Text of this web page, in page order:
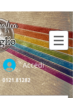
0121.81282
Accedi